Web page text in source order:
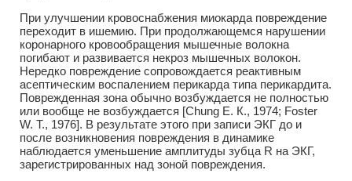
При улучшении кровоснабжения миокарда повреждение
переходит в ишемию. При продолжающемся нарушении
коронарного кровообращения мышечные волокна
погибают и развивается некроз мышечных волокон.
Нередко повреждение сопровождается реактивным
асептическим воспалением перикарда типа перикардита.
Поврежденная зона обычно возбуждается не полностью
или вообще не возбуждается [Chung E. К., 1974; Foster
W. Т., 1976]. В результате этого при записи ЭКГ до и
после возникновения повреждения в динамике
наблюдается уменьшение амплитуды зубца R на ЭКГ,
зарегистрированных над зоной повреждения.